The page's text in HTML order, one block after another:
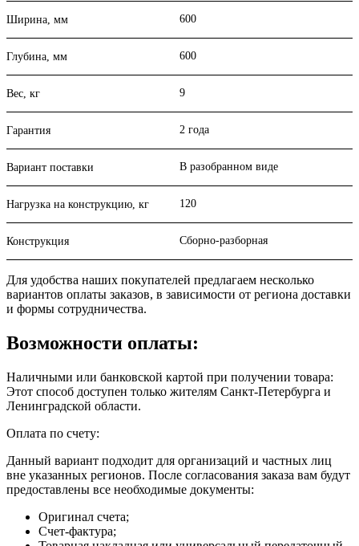
Ширина, мм 600
Глубина, мм 600
Вес, кг 9
Гарантия 2 года
Вариант поставки В разобранном виде
Нагрузка на конструкцию, кг 120
Конструкция Сборно-разборная
Для удобства наших покупателей предлагаем несколько
вариантов оплаты заказов, в зависимости от региона доставки
и формы сотрудничества.
Возможности оплаты:
Наличными или банковской картой при получении товара:
Этот способ доступен только жителям Санкт-Петербурга и
Ленинградской области.
Оплата по счету:
Данный вариант подходит для организаций и частных лиц
вне указанных регионов. После согласования заказа вам будут
предоставлены все необходимые документы:
Оригинал счета;
Счет-фактура;